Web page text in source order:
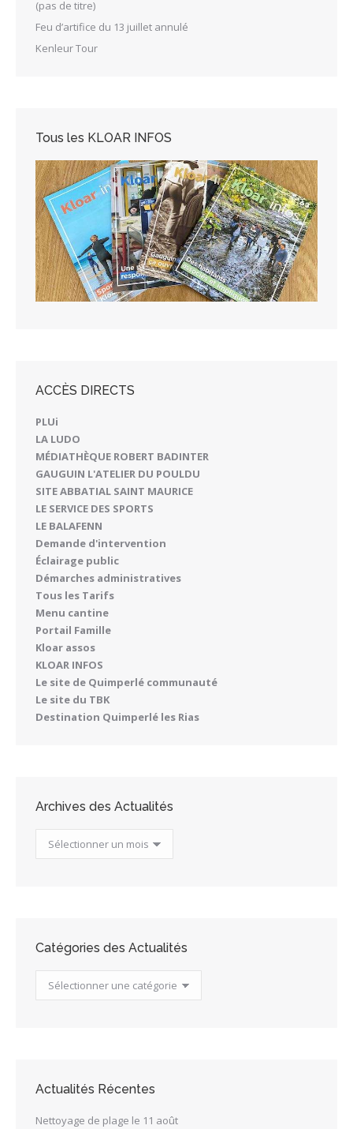
(pas de titre)
Feu d’artifice du 13 juillet annulé
Kenleur Tour
Tous les KLOAR INFOS
ACCÈS DIRECTS
PLUi
LA LUDO
MÉDIATHÈQUE ROBERT BADINTER
GAUGUIN L'ATELIER DU POULDU
SITE ABBATIAL SAINT MAURICE
LE SERVICE DES SPORTS
LE BALAFENN
Demande d'intervention
Éclairage public
Démarches administratives
Tous les Tarifs
Menu cantine
Portail Famille
Kloar assos
KLOAR INFOS
Le site de Quimperlé communauté
Le site du TBK
Destination Quimperlé les Rias
Archives des Actualités
Archives
des
Catégories des Actualités
Catégories
des
Actualités Récentes
Nettoyage de plage le 11 août